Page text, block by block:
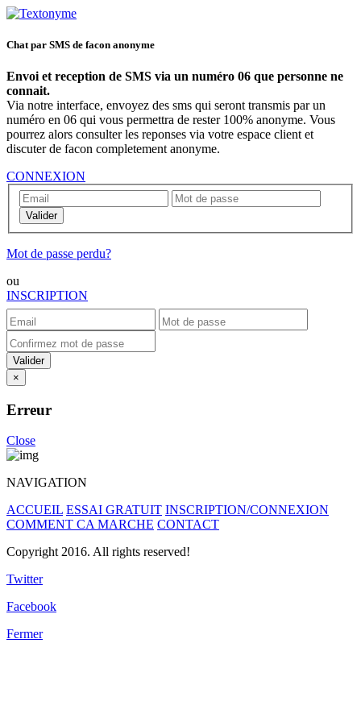
Chat par SMS de facon anonyme
Envoi et reception de SMS via un numéro 06 que personne ne
connait.
Via notre interface, envoyez des sms qui seront transmis par un
numéro en 06 qui vous permettra de rester 100% anonyme. Vous
pourrez alors consulter les reponses via votre espace client et
discuter de facon completement anonyme.
CONNEXION
Valider
Mot de passe perdu?
ou
INSCRIPTION
Valider
×
Erreur
Close
NAVIGATION
ACCUEIL ESSAI GRATUIT INSCRIPTION/CONNEXION
COMMENT CA MARCHE CONTACT
Copyright 2016. All rights reserved!
Twitter
Facebook
Fermer